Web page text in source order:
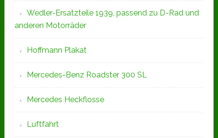
Wedler-Ersatzteile 1939, passend zu D-Rad und
anderen Motorräder
Hoffmann Plakat
Mercedes-Benz Roadster 300 SL
Mercedes Heckflosse
Luftfahrt